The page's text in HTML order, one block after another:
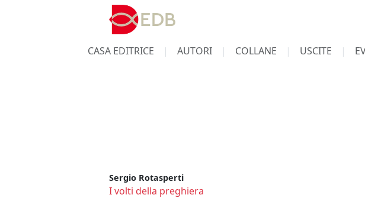
CASA EDITRICE AUTORI COLLANE USCITE
Sergio Rotasperti
I volti della preghiera